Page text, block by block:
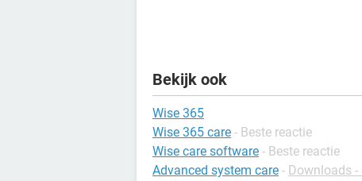
Bekijk ook
Wise 365
Wise 365 care - Beste reactie
Wise care software - Beste reactie
Advanced system care - Downloads